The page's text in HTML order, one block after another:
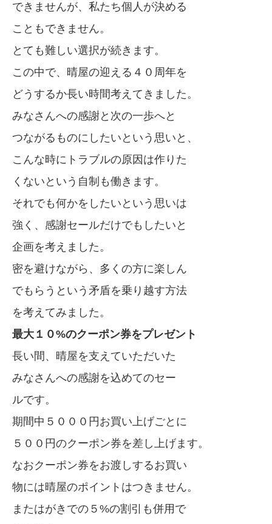
できませんが、私たち個人が決める
こともできません。
とても難しい選択が続きます。
この中で、晴屋の迎える４０周年を
どうするか長い時間考えてきました。
みなさんへの感謝と次の一歩へと
つながるものにしたいという思いと、
こんな時にトラブルの原因は作りた
くないという自制も働きます。
それでも何かをしたいという思いは
強く、感謝セールだけでもしたいと
企画を考えました。
密を避けながら、多くの方に楽しん
でもらうという矛盾を乗り越す方法
を考えてみました。
最大１０%のクーポン券をプレゼント
長い間、晴屋を支えていただいた
みなさんへの感謝を込めてのセー
ルです。
期間中５０００円お買い上げごとに
５００円のクーポン券を差し上げます。
なおクーポン券をお渡しするお買い
物には晴屋のポイントはつきません。
またはがきでの５%の割引も併用で